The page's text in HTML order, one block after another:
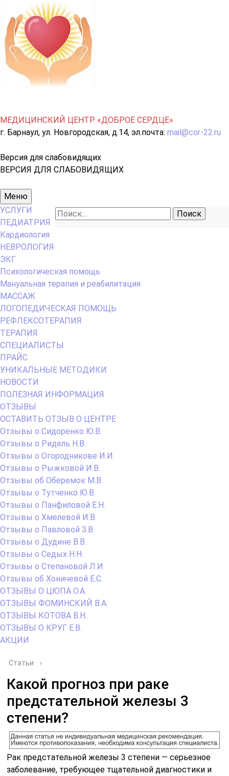
МЕДИЦИНСКИЙ ЦЕНТР «ДОБРОЕ СЕРДЦЕ»
г. Барнаул, ул. Новгородская, д.14, эл.почта: mail@cor-22.ru
Версия для слабовидящих
ВЕРСИЯ ДЛЯ СЛАБОВИДЯЩИХ
Основное
меню
Меню
Найти:
УСЛУГИ
ПЕДИАТРИЯ
Кардиология
НЕВРОЛОГИЯ
ЭКГ
Психологическая помощь
Мануальная терапия и реабилитация
МАССАЖ
ЛОГОПЕДИЧЕСКАЯ ПОМОЩЬ
РЕФЛЕКСОТЕРАПИЯ
ТЕРАПИЯ
СПЕЦИАЛИСТЫ
ПРАЙС
УНИКАЛЬНЫЕ МЕТОДИКИ
НОВОСТИ
ПОЛЕЗНАЯ ИНФОРМАЦИЯ
ОТЗЫВЫ
ОСТАВИТЬ ОТЗЫВ О ЦЕНТРЕ
Отзывы о Сидоренко Ю.В.
Отзывы о Ридель Н.В.
Отзывы о Огородникове И.И.
Отзывы о Рыжковой И.В.
Отзывы об Оберемок М.В.
Отзывы о Тутченко Ю.В.
Отзывы о Панфиловой Е.Н.
Отзывы о Хмелевой И.В.
Отзывы о Павловой З.В.
Отзывы о Дудине В.В.
Отзывы о Седых Н.Н.
Отзывы о Степановой Л.И.
Отзывы об Хоничевой Е.С.
ОТЗЫВЫ О ЦЮПА О.А.
ОТЗЫВЫ ФОМИНСКИЙ В.А.
ОТЗЫВЫ КОТОВА В.Н.
ОТЗЫВЫ О КРУГ Е.В.
АКЦИИ
Статьи ›
Какой прогноз при раке
предстательной железы 3
степени?
Рак предстательной железы 3 степени — серьезное
заболевание, требующее тщательной диагностики и